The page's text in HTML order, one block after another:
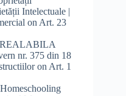
Intelectuale |
on Art. 23
nr. 375 din 18
on Art. 1